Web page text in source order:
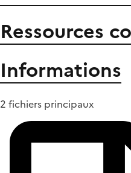
Ressources
Informations
2 fichiers principaux